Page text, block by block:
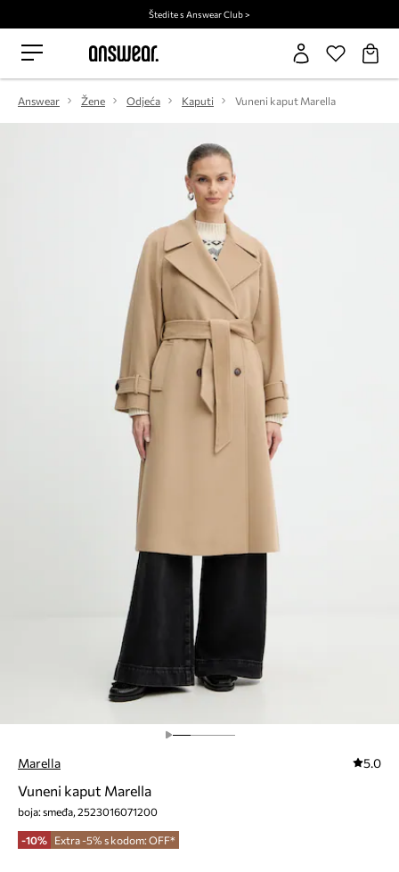
Štedite s Answear Club >
Answear Žene Odjeća Kaputi Vuneni kaput Marella
Marella 5.0
Vuneni kaput Marella
boja: smeđa, 2523016071200
-10% Extra -5% s kodom: OFF*